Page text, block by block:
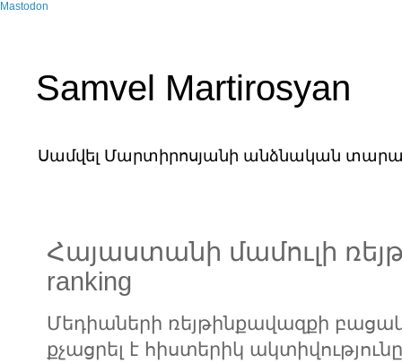
Mastodon
Samvel Martirosyan
Սամվել Մարտիրոսյանի անձնական
Հայաստանի մամուլի
ranking
Մեդիաների ռեյթինքավազքի
քչացրել է հիստերիկ